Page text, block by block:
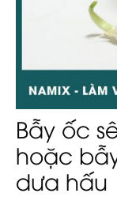
Bẫy ốc
hoặc
dưa hấu